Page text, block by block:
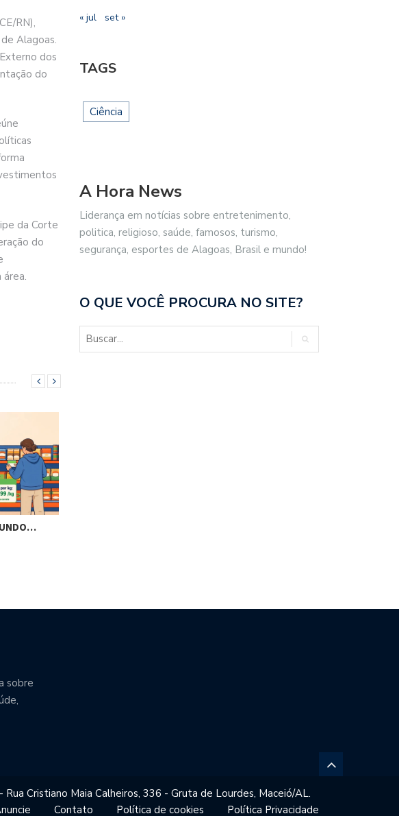
RN),
Alagoas.
dos
do
da Corte
do
« jul set »
TAGS
Ciência
A Hora News
Liderança em notícias sobre entretenimento,
politica, religioso, saúde, famosos, turismo,
segurança, esportes de Alagoas, Brasil e mundo!
O QUE VOCÊ PROCURA NO SITE?
sobre
Cristiano Maia Calheiros, 336 - Gruta de Lourdes, Maceió/AL.
Contato Política de cookies Política Privacidade